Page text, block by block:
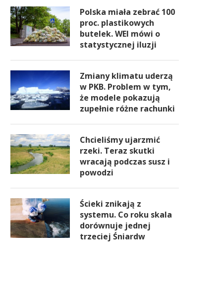
Polska miała zebrać 100
proc. plastikowych
butelek. WEI mówi o
statystycznej iluzji
Zmiany klimatu uderzą
w PKB. Problem w tym,
że modele pokazują
zupełnie różne rachunki
Chcieliśmy ujarzmić
rzeki. Teraz skutki
wracają podczas susz i
powodzi
Ścieki znikają z
systemu. Co roku skala
dorównuje jednej
trzeciej Śniardw